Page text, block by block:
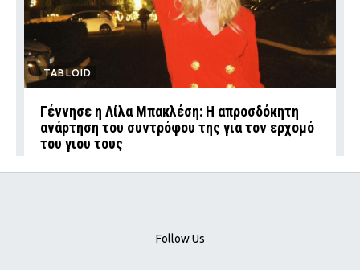
TABLOID
Γέννησε η Λίλα Μπακλέση: Η απροσδόκητη
ανάρτηση του συντρόφου της για τον ερχομό
του γιου τους
Follow Us